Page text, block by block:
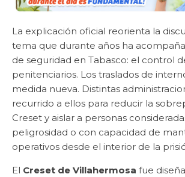
La explicación oficial reorienta la
tema que durante años ha
de seguridad en Tabasco: el control
penitenciarios. Los traslados de
medida nueva. Distintas
recurrido a ellos para reducir la
Creset y aislar a personas
peligrosidad o con capacidad de
operativos desde el interior de la
El Creset de Villahermosa fue